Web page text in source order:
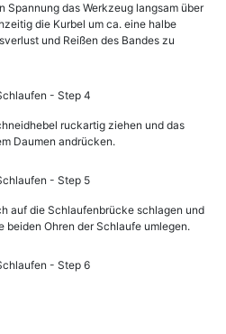
Spannung das Werkzeug langsam über
die Kurbel um ca. eine halbe
und Reißen des Bandes zu
ruckartig ziehen und das
Daumen andrücken.
auf die Schlaufenbrücke schlagen und
beiden Ohren der Schlaufe umlegen.